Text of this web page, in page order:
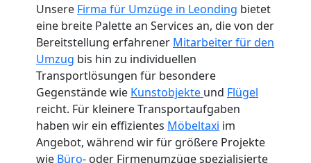
Unsere Firma für Umzüge in Leonding bietet
eine breite Palette an Services an, die von der
Bereitstellung erfahrener Mitarbeiter für den
Umzug bis hin zu individuellen
Transportlösungen für besondere
Gegenstände wie Kunstobjekte und Flügel
reicht. Für kleinere Transportaufgaben
haben wir ein effizientes Möbeltaxi im
Angebot, während wir für größere Projekte
wie Büro- oder Firmenumzüge spezialisierte